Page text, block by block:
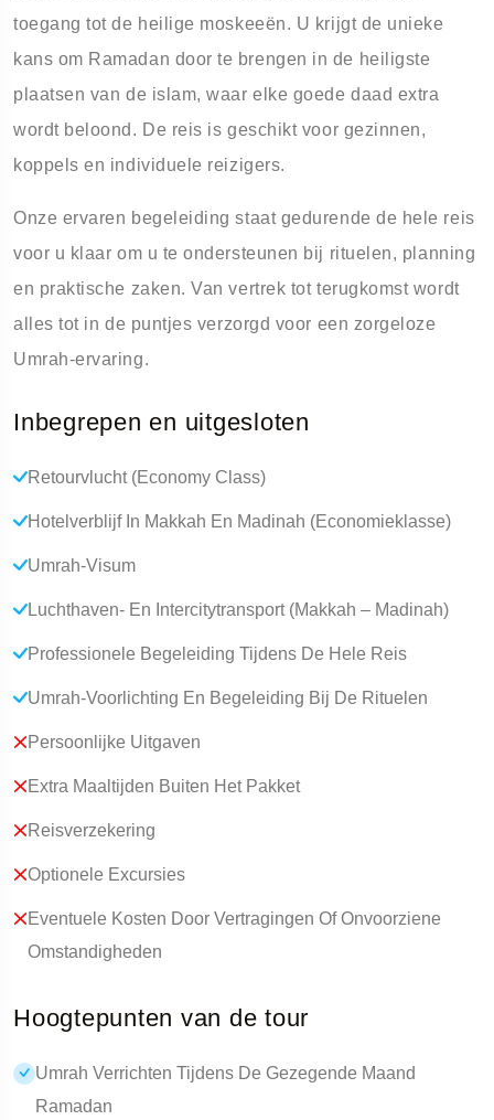
toegang tot de heilige moskeeën. U krijgt de unieke
kans om Ramadan door te brengen in de heiligste
plaatsen van de islam, waar elke goede daad extra
wordt beloond. De reis is geschikt voor gezinnen,
koppels en individuele reizigers.
Onze ervaren begeleiding staat gedurende de hele reis
voor u klaar om u te ondersteunen bij rituelen, planning
en praktische zaken. Van vertrek tot terugkomst wordt
alles tot in de puntjes verzorgd voor een zorgeloze
Umrah-ervaring.
Inbegrepen en uitgesloten
Retourvlucht (economy Class)
Hotelverblijf In Makkah En Madinah (economieklasse)
Umrah-Visum
Luchthaven- En Intercitytransport (Makkah – Madinah)
Professionele Begeleiding Tijdens De Hele Reis
Umrah-Voorlichting En Begeleiding Bij De Rituelen
Persoonlijke Uitgaven
Extra Maaltijden Buiten Het Pakket
Reisverzekering
Optionele Excursies
Eventuele Kosten Door Vertragingen Of Onvoorziene
Omstandigheden
Hoogtepunten van de tour
Umrah Verrichten Tijdens De Gezegende Maand
Ramadan